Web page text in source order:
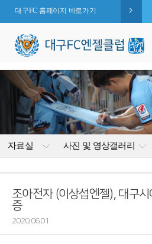
대구FC 홈페이지 바로가기
자료실 사진 및 영상갤러리
조아전자 (이상섭엔젤), 대구시
증
2020.06.01